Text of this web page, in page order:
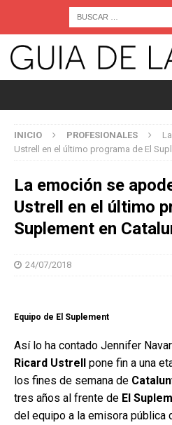
INICIO PROFESIONALES
Ustrell en el último programa de El
La emoción se
Ustrell en el último
Suplement en
24/07/2018
Equipo de El Suplement
Así lo ha contado Jennifer
Ricard Ustrell pone fin a una
los fines de semana de
tres años al frente de El
del equipo a la emisora pública